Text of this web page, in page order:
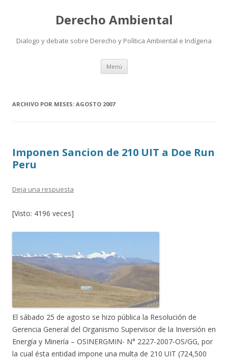
Derecho Ambiental
Dialogo y debate sobre Derecho y Política Ambiental e Indígena
Menú Ir
contenido
ARCHIVO POR MESES: AGOSTO 2007
Imponen Sancion de 210 UIT a Doe Run
Peru
Deja una respuesta
[Visto: 4196 veces]
El sábado 25 de agosto se hizo pública la Resolución de
Gerencia General del Organismo Supervisor de la Inversión en
Energía y Minería – OSINERGMIN- N° 2227-2007-OS/GG, por
la cual ésta entidad impone una multa de 210 UIT (724,500